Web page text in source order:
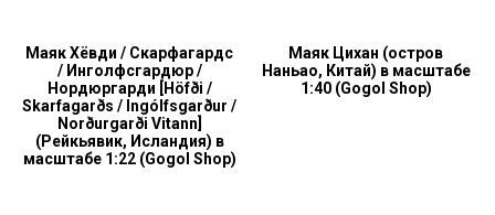
Маяк Хёвди / Скарфагардс
/ Инголфсгардюр /
Нордюргарди [Höfði /
Skarfagarðs / Ingólfsgarður /
Norðurgarði Vitann]
(Рейкьявик, Исландия) в
масштабе 1:22 (Gogol Shop)
Маяк Цихан (остров
Наньао, Китай) в масштабе
1:40 (Gogol Shop)